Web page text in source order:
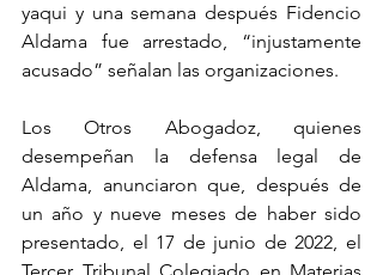
yaqui y una semana después Fidencio
Aldama fue arrestado, “injustamente
acusado” señalan las organizaciones.
Los Otros Abogadoz, quienes
desempeñan la defensa legal de
Aldama, anunciaron que, después de
un año y nueve meses de haber sido
presentado, el 17 de junio de 2022, el